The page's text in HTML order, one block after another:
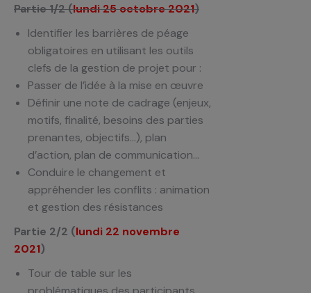
Partie 1/2 (lundi 25 octobre 2021)
Identifier les barrières de péage
obligatoires en utilisant les outils
clefs de la gestion de projet pour :
Passer de l’idée à la mise en œuvre
Définir une note de cadrage (enjeux,
motifs, finalité, besoins des parties
prenantes, objectifs…), plan
d’action, plan de communication…
Conduire le changement et
appréhender les conflits : animation
et gestion des résistances
Partie 2/2 (lundi 22 novembre
2021)
Tour de table sur les